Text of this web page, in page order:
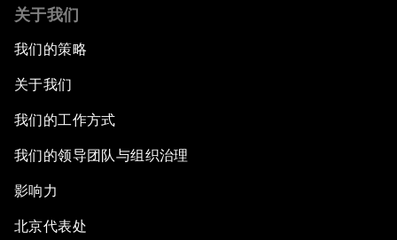
关于我们
我们的策略
关于我们
我们的工作方式
我们的领导团队与组织治理
影响力
北京代表处